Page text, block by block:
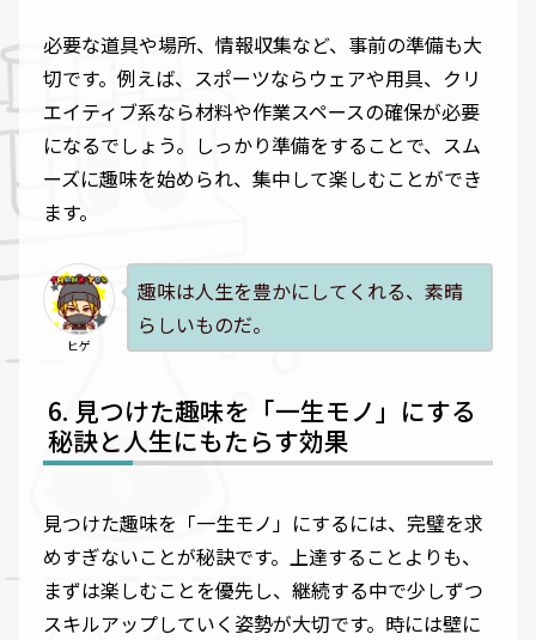
必要な道具や場所、情報収集など、事前の準備も大
切です。例えば、スポーツならウェアや用具、クリ
エイティブ系なら材料や作業スペースの確保が必要
になるでしょう。しっかり準備をすることで、スム
ーズに趣味を始められ、集中して楽しむことができ
ます。
ヒゲ
趣味は人生を豊かにしてくれる、素晴
らしいものだ。
見つけた趣味を「一生モノ」にする
秘訣と人生にもたらす効果
見つけた趣味を「一生モノ」にするには、完璧を求
めすぎないことが秘訣です。上達することよりも、
まずは楽しむことを優先し、継続する中で少しずつ
スキルアップしていく姿勢が大切です。時には壁に